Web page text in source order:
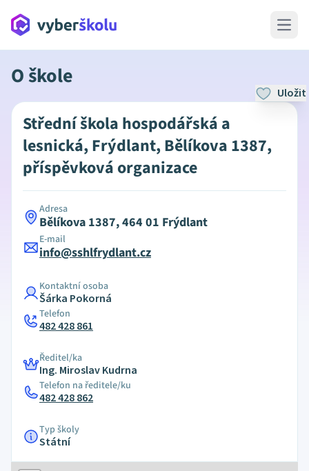
Open
O škole
Uložit
Střední škola hospodářská a
lesnická, Frýdlant, Bělíkova 1387,
příspěvková organizace
Adresa
Bělíkova 1387, 464 01 Frýdlant
E-mail
info@sshlfrydlant.cz
Kontaktní osoba
Šárka Pokorná
Telefon
482 428 861
Ředitel/ka
Ing. Miroslav Kudrna
Telefon na ředitele/ku
482 428 862
Typ školy
Státní